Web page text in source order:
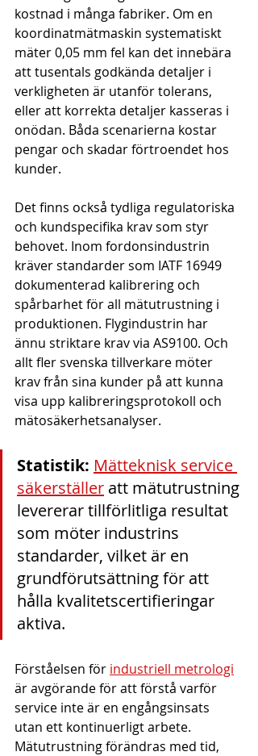
kostnad i många fabriker. Om en
koordinatmätmaskin systematiskt
mäter 0,05 mm fel kan det innebära
att tusentals godkända detaljer i
verkligheten är utanför tolerans,
eller att korrekta detaljer kasseras i
onödan. Båda scenarierna kostar
pengar och skadar förtroendet hos
kunder.
Det finns också tydliga regulatoriska
och kundspecifika krav som styr
behovet. Inom fordonsindustrin
kräver standarder som IATF 16949
dokumenterad kalibrering och
spårbarhet för all mätutrustning i
produktionen. Flygindustrin har
ännu striktare krav via AS9100. Och
allt fler svenska tillverkare möter
krav från sina kunder på att kunna
visa upp kalibreringsprotokoll och
mätosäkerhetsanalyser.
Statistik: Mätteknisk service
säkerställer att mätutrustning
levererar tillförlitliga resultat
som möter industrins
standarder, vilket är en
grundförutsättning för att
hålla kvalitetscertifieringar
aktiva.
Förståelsen för industriell metrologi
är avgörande för att förstå varför
service inte är en engångsinsats
utan ett kontinuerligt arbete.
Mätutrustning förändras med tid,